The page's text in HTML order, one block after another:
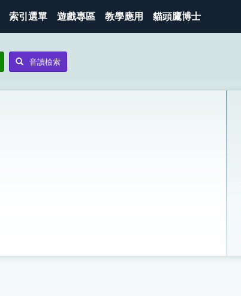
索引選單 遊戲專區 教學應用 貓頭鷹博士
音讀檢索